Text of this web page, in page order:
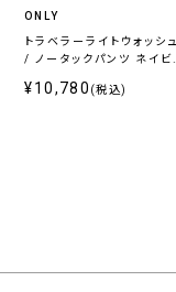
ONLY
トラベラーライトウォッシュ
/ ノータックパンツ ネイビ
¥10,780 (税込)